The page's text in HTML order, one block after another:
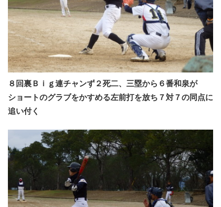
８回裏Ｂｉｇ連チャンず２死二、三塁から６番和泉が
ショートのグラブをかすめる左前打を放ち７対７の同点に
追い付く